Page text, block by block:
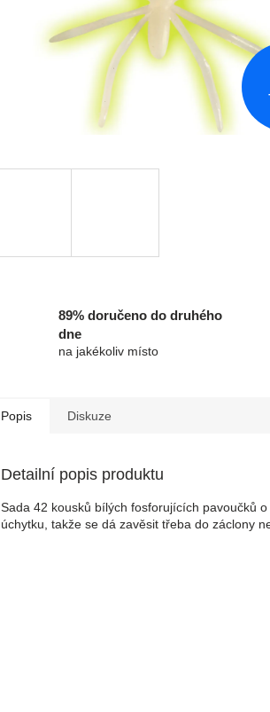
89% doručeno do druhého
dne
na jakékoliv místo
Popis Diskuze
Detailní popis produktu
Sada 42 kousků bílých fosforujících pavoučků
úchytku, takže se dá zavěsit třeba do záclony